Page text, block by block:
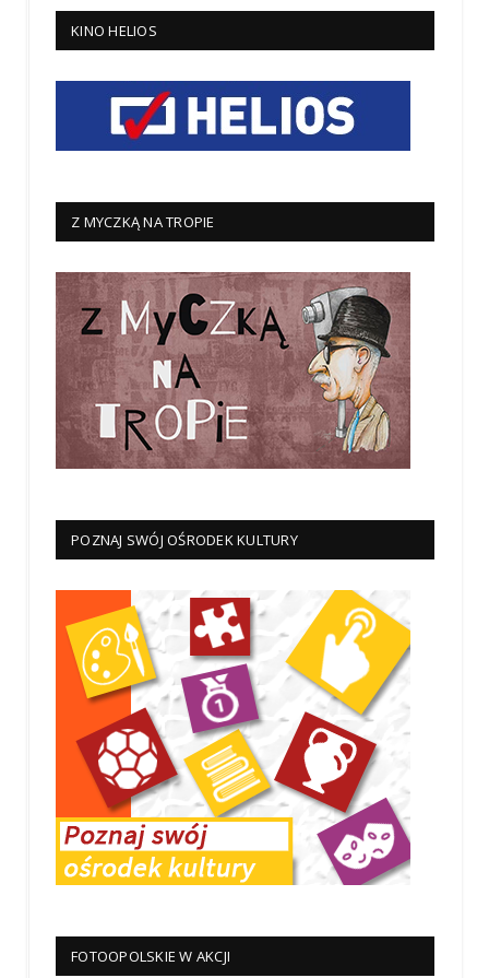
KINO HELIOS
Z MYCZKĄ NA TROPIE
POZNAJ SWÓJ OŚRODEK KULTURY
FOTOOPOLSKIE W AKCJI